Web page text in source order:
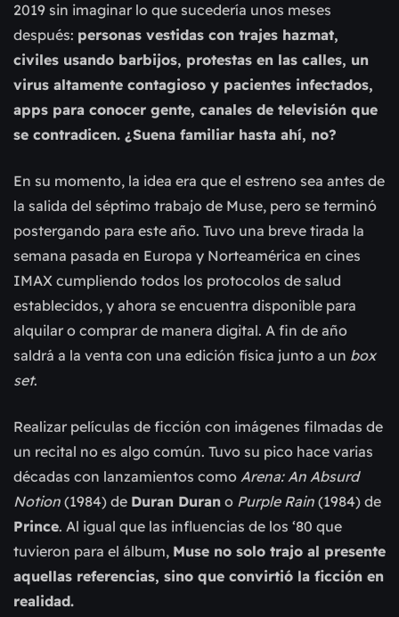
2019 sin imaginar lo que sucedería unos meses
después: personas vestidas con trajes hazmat,
civiles usando barbijos, protestas en las calles, un
virus altamente contagioso y pacientes infectados,
apps para conocer gente, canales de televisión que
se contradicen. ¿Suena familiar hasta ahí, no?
En su momento, la idea era que el estreno sea antes de
la salida del séptimo trabajo de Muse, pero se terminó
postergando para este año. Tuvo una breve tirada la
semana pasada en Europa y Norteamérica en cines
IMAX cumpliendo todos los protocolos de salud
establecidos, y ahora se encuentra disponible para
alquilar o comprar de manera digital. A fin de año
saldrá a la venta con una edición física junto a un box
set.
Realizar películas de ficción con imágenes filmadas de
un recital no es algo común. Tuvo su pico hace varias
décadas con lanzamientos como Arena: An Absurd
Notion (1984) de Duran Duran o Purple Rain (1984) de
Prince. Al igual que las influencias de los ‘80 que
tuvieron para el álbum, Muse no solo trajo al presente
aquellas referencias, sino que convirtió la ficción en
realidad.